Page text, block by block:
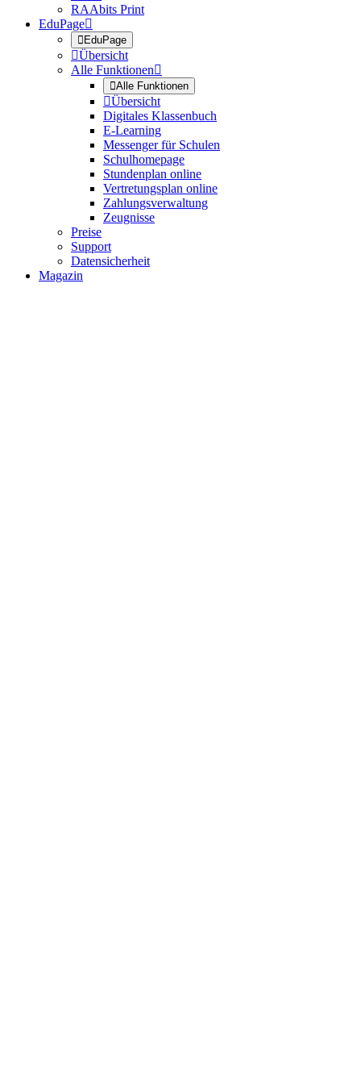
RAAbits Print
EduPage
EduPage
Übersicht
Alle Funktionen
Alle Funktionen
Übersicht
Digitales Klassenbuch
E-Learning
Messenger für Schulen
Schulhomepage
Stundenplan online
Vertretungsplan online
Zahlungsverwaltung
Zeugnisse
Preise
Support
Datensicherheit
Magazin